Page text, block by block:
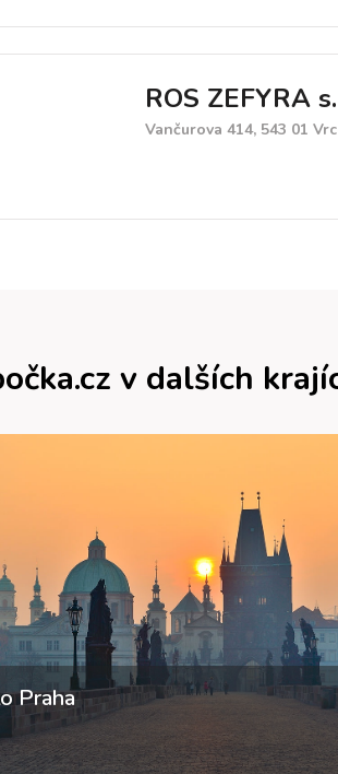
ROS ZEFYRA
Vančurova 414, 543 01
v dalších
Praha